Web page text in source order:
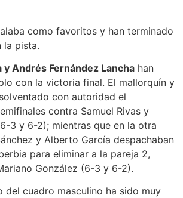
como favoritos y han terminado
la pista.
y Andrés Fernández Lancha han
con la victoria final. El mallorquín y
con autoridad el
contra Samuel Rivas y
3 y 6-2); mientras que en la otra
y Alberto García despachaban
para eliminar a la pareja 2,
González (6-3 y 6-2).
del cuadro masculino ha sido muy